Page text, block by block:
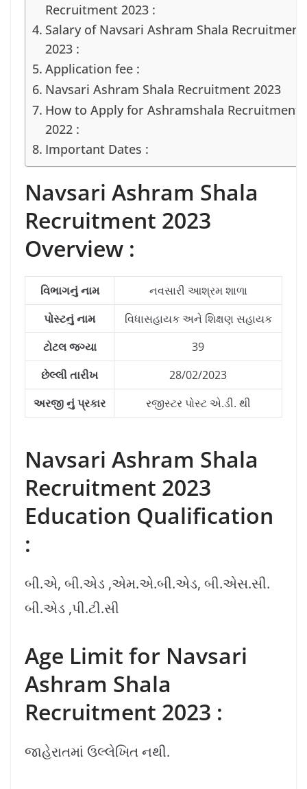
Recruitment 2023 :
Salary of Navsari Ashram Shala Recruitment
2023 :
Application fee :
Navsari Ashram Shala Recruitment 2023
How to Apply for Ashramshala Recruitment
2022 :
Important Dates :
Navsari Ashram Shala
Recruitment 2023
Overview :
વિભાગનું નામ
નવસારી આશ્રમ શાળા
પોસ્ટનું નામ
વિધાસહાયક અને શિક્ષણ સહાયક
ટોટલ જગ્યા
39
છેલ્લી તારીખ
28/02/2023
અરજીનું પ્રકાર રજીસ્ટર પોસ્ટ એ.ડી. થી
Navsari Ashram Shala
Recruitment 2023
Education Qualification
:
બી.એ, બી.એડ ,એમ.એ.બી.એડ, બી.એસ.સી.
બી.એડ ,પી.ટી.સી
Age Limit for Navsari
Ashram Shala
Recruitment 2023 :
જાહેરાતમાં ઉલ્લેખિત નથી.